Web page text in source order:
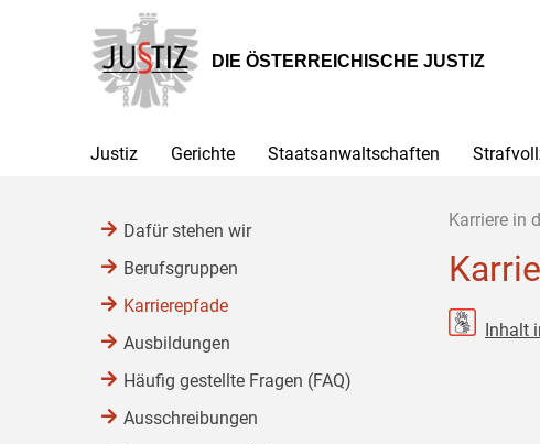
Hauptnavigation
[1]
Inhalt
[2]
Untermenü
[3]
DIE ÖSTERREICHISCHE JUSTIZ
Justiz Gerichte Staatsanwaltschaften
Karriere in
Inhalt
Dafür stehen wir
Berufsgruppen
Karrierepfade
Ausbildungen
Häufig gestellte Fragen (FAQ)
Ausschreibungen